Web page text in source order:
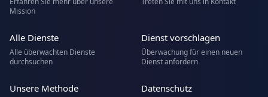
Mission
Alle Dienste
Alle überwachten Dienste
durchsuchen
Dienst vorschlagen
Überwachung für einen neuen
Dienst anfordern
Unsere Methode Datenschutz